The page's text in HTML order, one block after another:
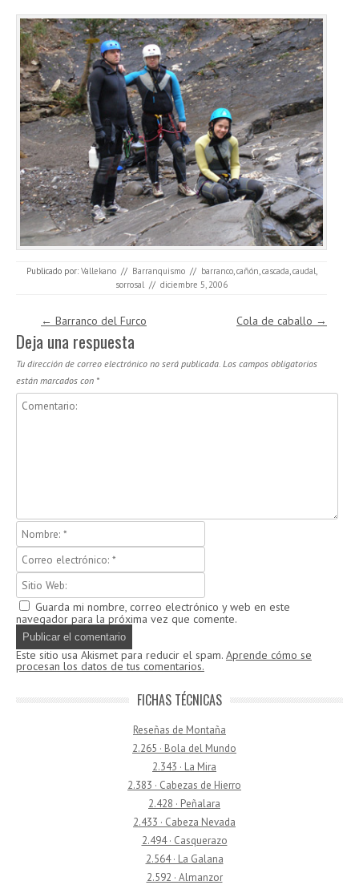
Publicado por: Vallekano // Barranquismo // barranco, cañón cascada caudal
sorrosal // diciembre 5, 2006
Navegación de entradas
← Barranco del Furco Cola de caballo →
Deja una respuesta
Tu dirección de correo electrónico no será publicada. Los campos obligatorios
están marcados con *
Guarda mi nombre, correo electrónico y web en este
navegador para la próxima vez que comente.
Este sitio usa Akismet para reducir el spam. Aprende cómo se
procesan los datos de tus comentarios.
FICHAS TÉCNICAS
Reseñas de Montaña
2.265 · Bola del Mundo
2.343 · La Mira
2.383 · Cabezas de Hierro
2.428 · Peñalara
2.433 · Cabeza Nevada
2.494 · Casquerazo
2.564 · La Galana
2.592 · Almanzor